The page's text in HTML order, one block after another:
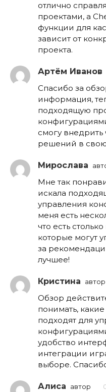
отлично
проектами, а
функции для
зависит от
проекта.
Артём Иванов
Спасибо за
информация,
подходящую
смогу
решений в свою
Мирослава
Мне так
искала
управления
меня есть
что есть
которые могут
за
лучшее!
Кристина автор
Обзор
понимать,
подходят для
удобство
интеграции
выборе.
Алиса автор